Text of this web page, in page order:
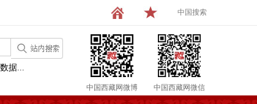
中国搜索
中国西藏网微博 中国西藏网微信
据...